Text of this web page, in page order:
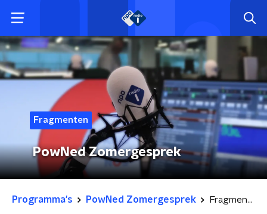
Fragmenten
PowNed Zomergesprek
Programma's PowNed Zomergesprek Fragmenten